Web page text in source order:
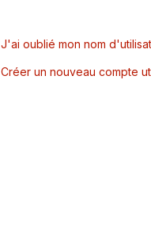
J'ai oublié mon nom
Créer un nouveau compte